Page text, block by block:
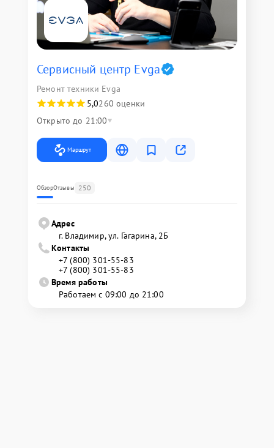
Сервисный центр Evga
Ремонт техники Evga
5,0260 оценки
Открыто до 21:00
Маршрут
ОбзорОтзывы 250
Адрес
г. Владимир, ул. Гагарина, 2Б
Контакты
+7 (800) 301-55-83
+7 (800) 301-55-83
Время работы
Работаем с 09:00 до 21:00